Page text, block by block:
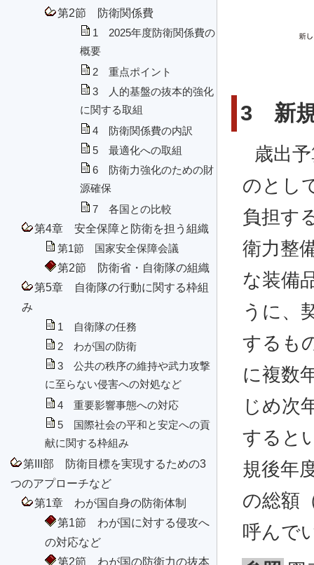
第2節 防衛関係費
1 2025年度防衛関係費の
概要
2 重点ポイント
3 人的基盤の抜本的強化
に関する取組
4 防衛関係費の内訳
5 最適化への取組
6 防衛力強化のための財
源確保
7 各国との比較
第4章 安全保障と防衛を担う組織
第1節 国家安全保障会議
第2節 防衛省・自衛隊の組織
第5章 自衛隊の行動に関する枠組
み
1 自衛隊の任務
2 わが国の防衛
3 公共の秩序の維持や武力攻撃
に至らない侵害への対処など
4 重要影響事態への対応
5 国際社会の平和と安定への貢
献に関する枠組み
第III部 防衛目標を実現するための3
つのアプローチなど
第1章 わが国自身の防衛体制
第1節 わが国に対する侵攻へ
の対応など
第2節 わが国の防衛力の抜本
3 新規
歳出
のとし
負担す
衛力整
な装備
うに、
するも
に複数
じめ次
すると
規後年
の総額
呼んで